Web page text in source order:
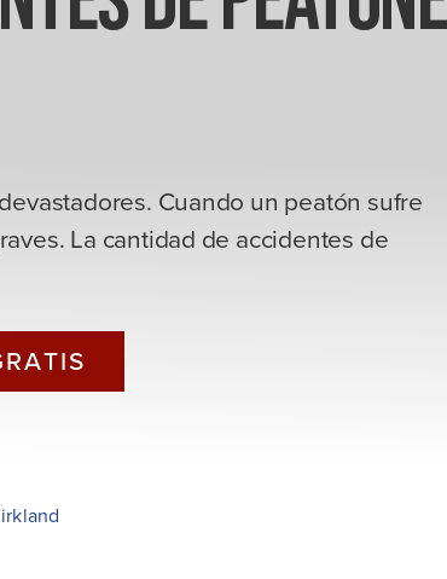
Cuando un peatón sufre
La cantidad de accidentes de